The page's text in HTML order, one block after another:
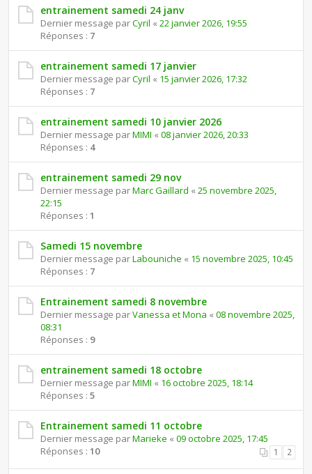
entrainement samedi 24 janv
Dernier message parCyril « 22 janvier 2026, 19:55
Réponses : 7
entrainement samedi 17 janvier
Dernier message parCyril « 15 janvier 2026, 17:32
Réponses : 7
entrainement samedi 10 janvier 2026
Dernier message parMIMI « 08 janvier 2026, 20:33
Réponses : 4
entrainement samedi 29 nov
Dernier message parMarc Gaillard « 25 novembre 2025,
22:15
Réponses : 1
Samedi 15 novembre
Dernier message parLabouniche « 15 novembre 2025, 10:45
Réponses : 7
Entrainement samedi 8 novembre
Dernier message parVanessa et Mona « 08 novembre 2025,
08:31
Réponses : 9
entrainement samedi 18 octobre
Dernier message parMIMI « 16 octobre 2025, 18:14
Réponses : 5
Entrainement samedi 11 octobre
Dernier message parMarieke « 09 octobre 2025, 17:45
Réponses : 10 1 2